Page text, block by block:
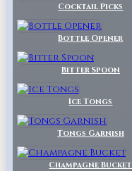
Cocktail Picks
Bottle Opener
Bitter Spoon
Ice Tongs
Tongs Garnish
Champagne Bucket